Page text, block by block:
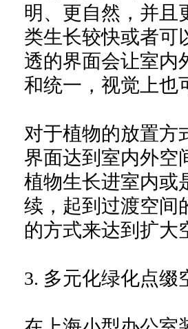
明、更自然，并且
类生长较快或者可
透的界面会让室内
和统一，视觉上也
对于植物的放置方
界面达到室内外空
植物生长进室内或
续，起到过渡空间
的方式来达到扩大
3. 多元化绿化点缀